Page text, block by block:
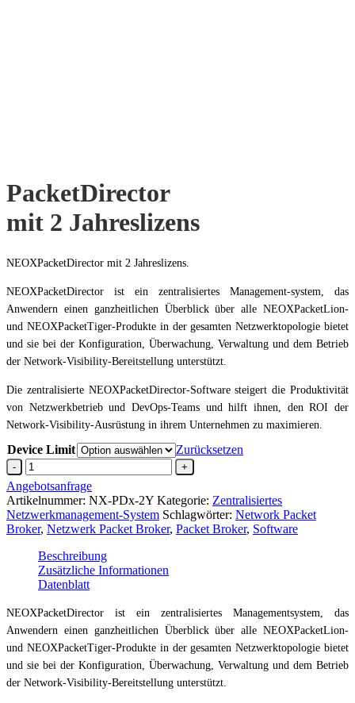
PacketDirector
mit 2 Jahreslizens
NEOXPacketDirector mit 2 Jahreslizens.
NEOXPacketDirector ist ein zentralisiertes Management-system, das
Anwendern einen ganzheitlichen Überblick über alle NEOXPacketLion-
und NEOXPacketTiger-Produkte in der gesamten Netzwerktopologie bietet
und sie bei der Konfiguration, Überwachung, Verwaltung und dem Betrieb
der Network-Visibility-Bereitstellung unterstützt.
Die zentralisierte NEOXPacketDirector-Software steigert die Produktivität
von Netzwerkbetrieb und DevOps-Teams und hilft ihnen, den ROI der
Network-Visibility-Ausrüstung in ihrem Unternehmen zu maximieren.
Device Limit
Zurücksetzen
PacketDirectormit
2
Jahreslizens
Menge
Angebotsanfrage
Artikelnummer: NX-PDx-2Y Kategorie: Zentralisiertes
Netzwerkmanagement-System Schlagwörter: Network Packet
Broker, Netzwerk Packet Broker, Packet Broker, Software
Beschreibung
Zusätzliche Informationen
Datenblatt
NEOXPacketDirector ist ein zentralisiertes Managementsystem, das
Anwendern einen ganzheitlichen Überblick über alle NEOXPacketLion-
und NEOXPacketTiger-Produkte in der gesamten Netzwerktopologie bietet
und sie bei der Konfiguration, Überwachung, Verwaltung und dem Betrieb
der Network-Visibility-Bereitstellung unterstützt.